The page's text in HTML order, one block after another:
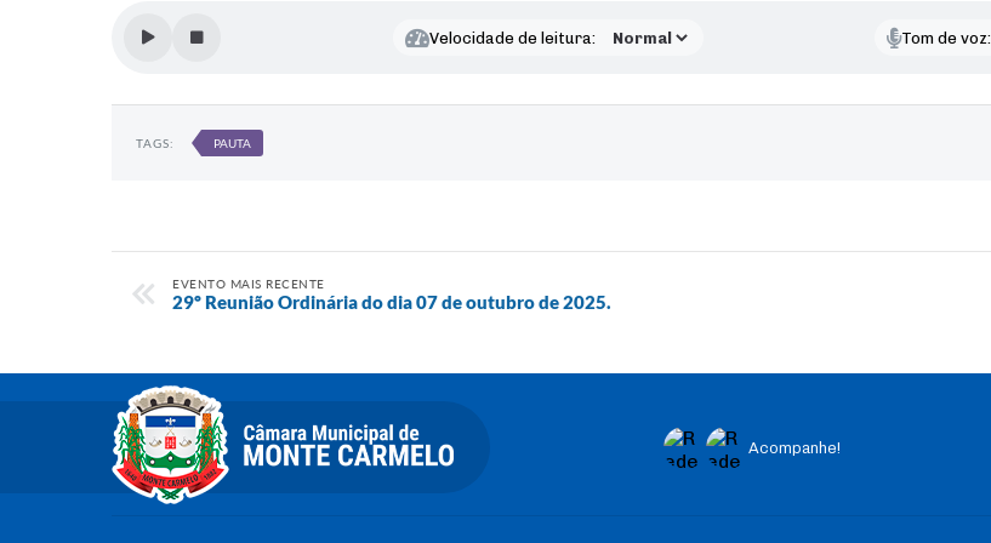
Velocidade de leitura: Tom de voz:
TAGS: PAUTA
EVENTO MAIS RECENTE
29º Reunião Ordinária do dia 07 de outubro de 2025.
Acompanhe!